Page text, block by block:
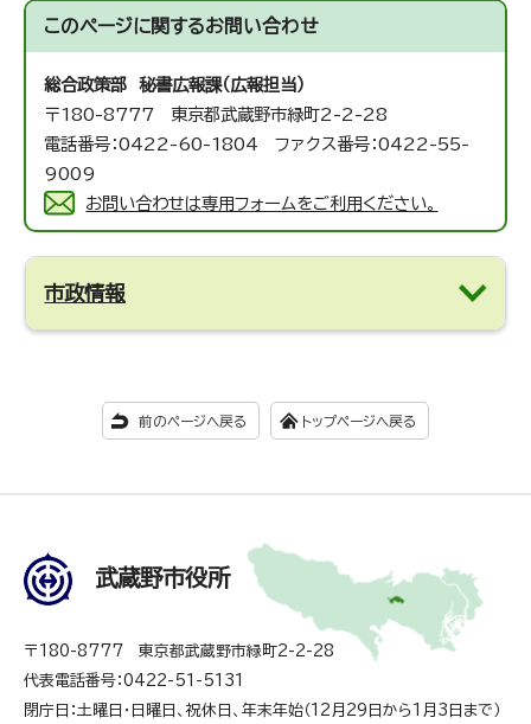
このページに関するお問い合わせ
総合政策部 秘書広報課（広報担当）
〒180-8777 東京都武蔵野市緑町2-2-28
電話番号：0422-60-1804 ファクス番号：0422-55-
9009
お問い合わせは専用フォームをご利用ください。
市政情報
前のページへ戻る トップページへ戻る
武蔵野市役所
〒180-8777 東京都武蔵野市緑町2-2-28
代表電話番号：0422-51-5131
閉庁日：土曜日・日曜日、祝休日、年末年始（12月29日から1月3日まで）